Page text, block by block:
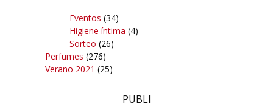
Eventos (34)
Higiene íntima (4)
Sorteo (26)
Perfumes (276)
Verano 2021 (25)
PUBLI